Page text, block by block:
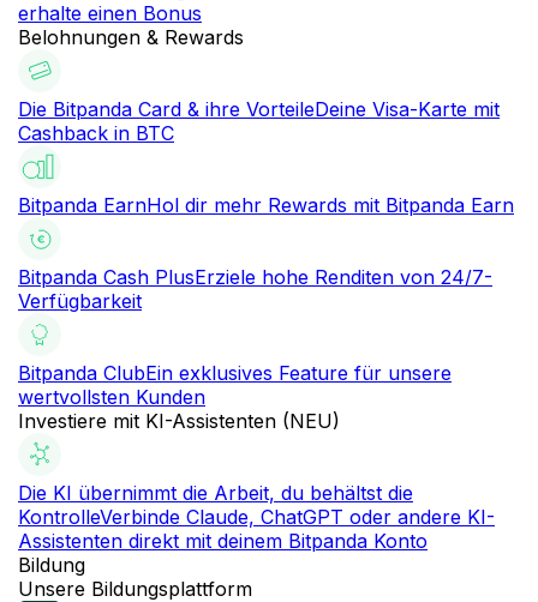
erhalte einen Bonus
Belohnungen & Rewards
Die Bitpanda Card & ihre VorteileDeine Visa-Karte mit
Cashback in BTC
Bitpanda EarnHol dir mehr Rewards mit Bitpanda Earn
Bitpanda Cash PlusErziele hohe Renditen von 24/7-
Verfügbarkeit
Bitpanda ClubEin exklusives Feature für unsere
wertvollsten Kunden
Investiere mit KI-Assistenten (NEU)
Die KI übernimmt die Arbeit, du behältst die
KontrolleVerbinde Claude, ChatGPT oder andere KI-
Assistenten direkt mit deinem Bitpanda Konto
Bildung
Unsere Bildungsplattform